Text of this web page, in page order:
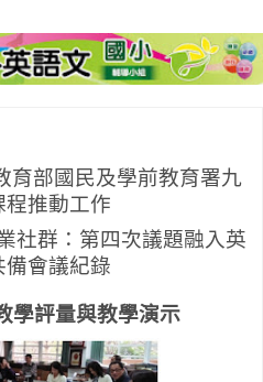
育部國民及學前教育署九
程推動工作
社群：第四次議題融入英
備會議紀錄
學評量與教學演示